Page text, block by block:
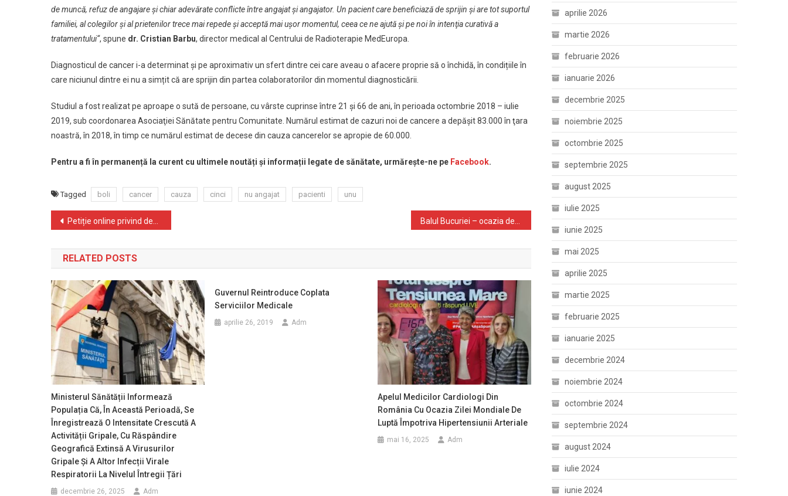
de muncă, refuz de angajare şi chiar adevărate conflicte între angajat şi angajator. Un pacient care beneficiază de sprijin şi are tot suportul
familiei, al colegilor şi al prietenilor trece mai repede şi acceptă mai uşor momentul, ceea ce ne ajută şi pe noi în intenţia curativă a
tratamentului“, spune dr. Cristian Barbu, director medical al Centrului de Radioterapie MedEuropa.
Diagnosticul de cancer i-a determinat și pe aproximativ un sfert dintre cei care aveau o afacere proprie să o închidă, în condițiile în
care niciunul dintre ei nu a simțit că are sprijin din partea colaboratorilor din momentul diagnosticării.
Studiul a fost realizat pe aproape o sută de persoane, cu vârste cuprinse între 21 şi 66 de ani, în perioada octombrie 2018 – iulie
2019, sub coordonarea Asociaţiei Sănătate pentru Comunitate. Numărul estimat de cazuri noi de cancere a depăşit 83.000 în ţara
noastră, în 2018, în timp ce numărul estimat de decese din cauza cancerelor se apropie de 60.000.
Pentru a fi în permanență la curent cu ultimele noutăți și informații legate de sănătate, urmărește-ne pe Facebook.
Tagged boli cancer cauza cinci nu angajat pacienti unu
Navigare
în
articole
Petiție online privind decontarea analizelor pentru depistarea şi evaluarea alergiilor la copii
RELATED POSTS
Ministerul Sănătății Informează
Populația Că, În Această Perioadă, Se
Înregistrează O Intensitate Crescută A
Activității Gripale, Cu Răspândire
Geografică Extinsă A Virusurilor
Gripale Și A Altor Infecții Virale
Respiratorii La Nivelul Întregii Țări
decembrie 26, 2025 Adm
Guvernul Reintroduce Coplata
Serviciilor Medicale
aprilie 26, 2019 Adm
Apelul Medicilor Cardiologi Din
România Cu Ocazia Zilei Mondiale De
Luptă Împotriva Hipertensiunii Arteriale
mai 16, 2025 Adm
aprilie 2026
martie 2026
februarie 2026
ianuarie 2026
decembrie 2025
noiembrie 2025
octombrie 2025
septembrie 2025
august 2025
iulie 2025
iunie 2025
mai 2025
aprilie 2025
martie 2025
februarie 2025
ianuarie 2025
decembrie 2024
noiembrie 2024
octombrie 2024
septembrie 2024
august 2024
iulie 2024
iunie 2024